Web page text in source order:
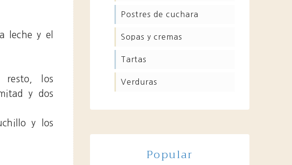
leche y el
resto, los
y dos
y los
postres de cuchara
sopas y cremas
tartas
verduras
Popular